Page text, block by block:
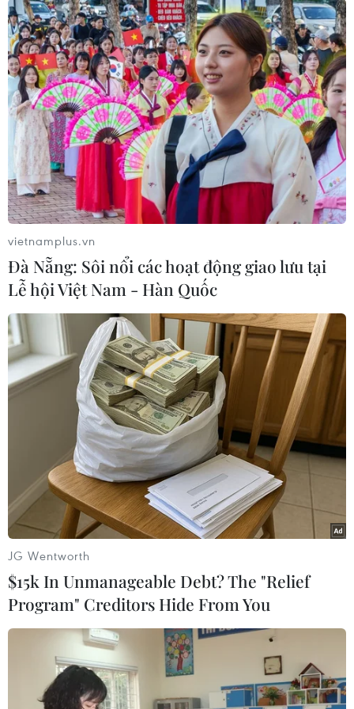
tội danh hình sự như việc xử lý sai tài liệu mất
và tìm cách đảo ngược kết quả bầu cử năm
2020./.
(TTXVN/Vietnam+)
#Trump Organization #Donald Trump
#gian lận
#bất động sản
Mỹ
Theo dõi VietnamPlus
TIN LIÊN QUAN
vietnamplus.vn
Đà Nẵng: Sôi nổi các hoạt động giao lưu tại
Lễ hội Việt Nam - Hàn Quốc
JG Wentworth
$15k In Unmanageable Debt? The "Relief
Program" Creditors Hide From You